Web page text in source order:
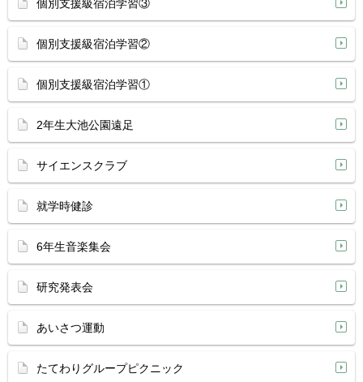
個別支援級宿泊学習③
個別支援級宿泊学習②
個別支援級宿泊学習①
2年生大池公園遠足
サイエンスクラブ
就学時健診
6年生音楽集会
研究発表会
あいさつ運動
たてわりグループピクニック